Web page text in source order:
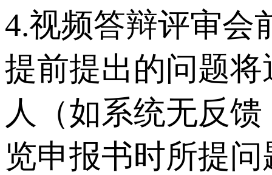
4.视频答辩评审会
提前提出的问题
人（如系统无反
览申报书时所提